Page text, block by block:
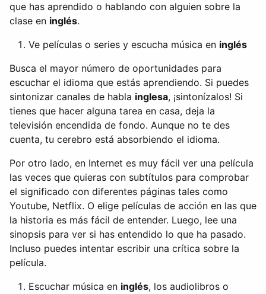
que has aprendido o hablando con alguien sobre la
clase en inglés.
Ve películas o series y escucha música en inglés
Busca el mayor número de oportunidades para
escuchar el idioma que estás aprendiendo. Si puedes
sintonizar canales de habla inglesa, ¡sintonízalos! Si
tienes que hacer alguna tarea en casa, deja la
televisión encendida de fondo. Aunque no te des
cuenta, tu cerebro está absorbiendo el idioma.
Por otro lado, en Internet es muy fácil ver una película
las veces que quieras con subtítulos para comprobar
el significado con diferentes páginas tales como
Youtube, Netflix. O elige películas de acción en las que
la historia es más fácil de entender. Luego, lee una
sinopsis para ver si has entendido lo que ha pasado.
Incluso puedes intentar escribir una crítica sobre la
película.
Escuchar música en inglés, los audiolibros o